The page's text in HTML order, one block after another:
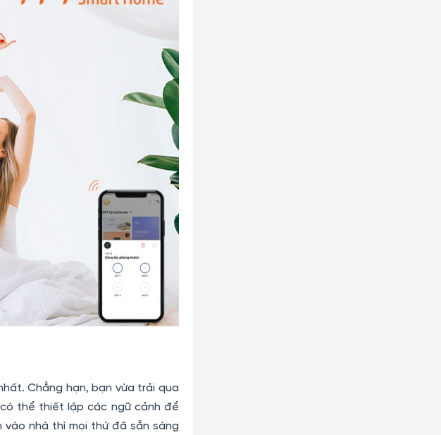
Chẳng hạn, bạn vừa trải qua
thể thiết lập các ngữ cảnh để
nhà thì mọi thứ đã sẵn sàng